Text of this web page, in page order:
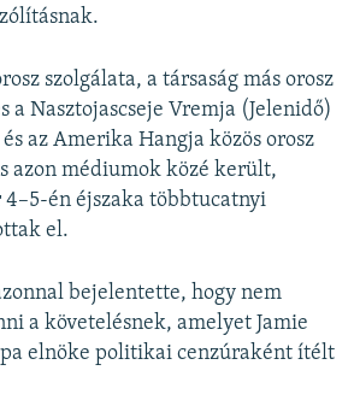
szolgálata, a társaság más orosz
a Nasztojascseje Vremja (Jelenidő)
az Amerika Hangja közös orosz
azon médiumok közé került,
én éjszaka többtucatnyi
el.
bejelentette, hogy nem
a követelésnek, amelyet Jamie
elnöke politikai cenzúraként ítélt